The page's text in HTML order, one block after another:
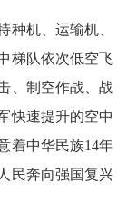
机、运输机、
梯队依次低空飞
、制空作战、战
快速提升的空中
着中华民族14年
民奔向强国复兴